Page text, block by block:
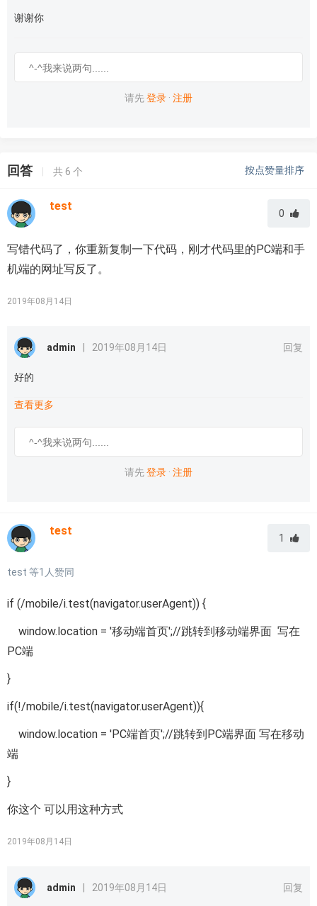
谢谢你
请先登录 · 注册
回答 | 共 6 个 按点赞量排序
test
0
写错代码了，你重新复制一下代码，刚才代码里的PC端和手
机端的网址写反了。
2019年08月14日
admin | 2019年08月14日 回复
好的
查看更多
请先登录 · 注册
test
1
test 等1 人赞同
if (/mobile/i.test(navigator.userAgent)) {
window.location = '移动端首页';//跳转到移动端界面 写在
PC端
}
if(!/mobile/i.test(navigator.userAgent)){
window.location = 'PC端首页';//跳转到PC端界面 写在移动
端
}
你这个 可以用这种方式
2019年08月14日
admin | 2019年08月14日 回复